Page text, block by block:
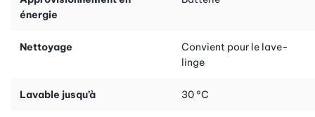
énergie
Nettoyage
Convient pour le lave-
linge
Lavable jusqu’à 30 °C